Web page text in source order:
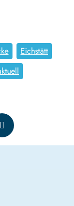
Eichstätt